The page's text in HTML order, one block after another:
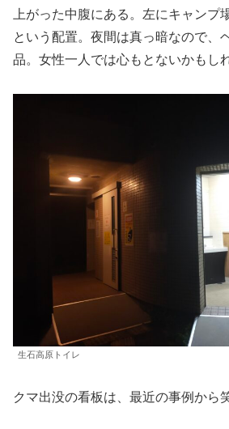
上がった中腹にある。左にキャンプ
という配置。夜間は真っ暗なので、
品。女性一人では心もとないかもし
生石高原トイレ
クマ出没の看板は、最近の事例から